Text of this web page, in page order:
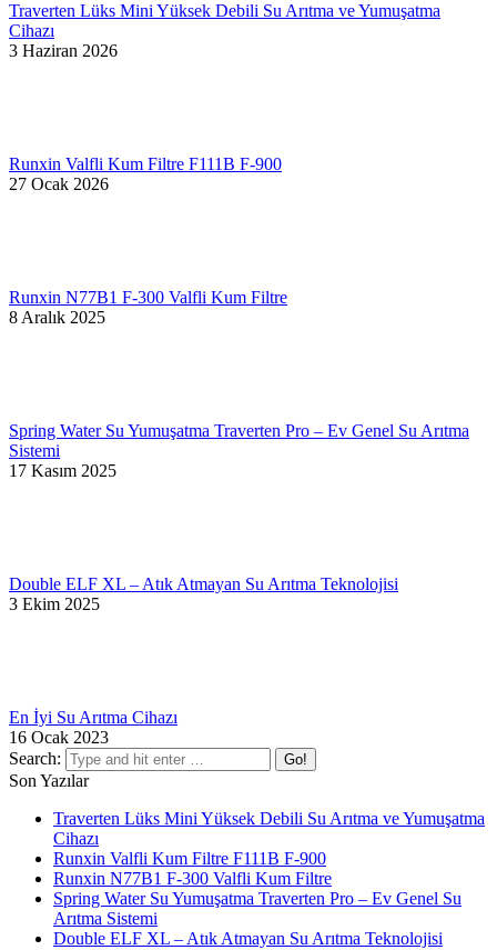
Traverten Lüks Mini Yüksek Debili Su Arıtma ve Yumuşatma
Cihazı
3 Haziran 2026
Runxin Valfli Kum Filtre F111B F-900
27 Ocak 2026
Runxin N77B1 F-300 Valfli Kum Filtre
8 Aralık 2025
Spring Water Su Yumuşatma Traverten Pro – Ev Genel Su Arıtma
Sistemi
17 Kasım 2025
Double ELF XL – Atık Atmayan Su Arıtma Teknolojisi
3 Ekim 2025
En İyi Su Arıtma Cihazı
16 Ocak 2023
Search:
Son Yazılar
Traverten Lüks Mini Yüksek Debili Su Arıtma ve Yumuşatma
Cihazı
Runxin Valfli Kum Filtre F111B F-900
Runxin N77B1 F-300 Valfli Kum Filtre
Spring Water Su Yumuşatma Traverten Pro – Ev Genel Su
Arıtma Sistemi
Double ELF XL – Atık Atmayan Su Arıtma Teknolojisi